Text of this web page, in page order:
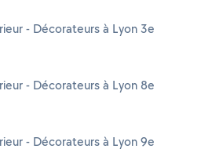
- Décorateurs à Lyon 3e
- Décorateurs à Lyon 8e
- Décorateurs à Lyon 9e